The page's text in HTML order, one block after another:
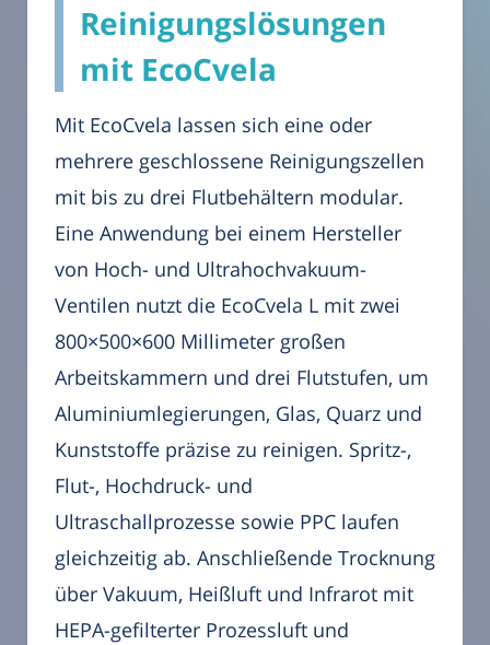
Reinigungslösungen
mit EcoCvela
Mit EcoCvela lassen sich eine oder
mehrere geschlossene Reinigungszellen
mit bis zu drei Flutbehältern modular.
Eine Anwendung bei einem Hersteller
von Hoch- und Ultrahochvakuum-
Ventilen nutzt die EcoCvela L mit zwei
800×500×600 Millimeter großen
Arbeitskammern und drei Flutstufen, um
Aluminiumlegierungen, Glas, Quarz und
Kunststoffe präzise zu reinigen. Spritz-,
Flut-, Hochdruck- und
Ultraschallprozesse sowie PPC laufen
gleichzeitig ab. Anschließende Trocknung
über Vakuum, Heißluft und Infrarot mit
HEPA-gefilterter Prozessluft und